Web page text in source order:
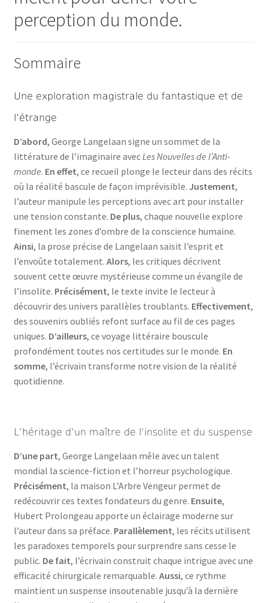
perception du monde.
Sommaire
Une exploration magistrale du fantastique et de
l’étrange
D’abord, George Langelaan signe un sommet de la
littérature de l’imaginaire avec Les Nouvelles de l’Anti-
monde. En effet, ce recueil plonge le lecteur dans des récits
où la réalité bascule de façon imprévisible. Justement,
l’auteur manipule les perceptions avec art pour installer
une tension constante. De plus, chaque nouvelle explore
finement les zones d’ombre de la conscience humaine.
Ainsi, la prose précise de Langelaan saisit l’esprit et
l’envoûte totalement. Alors, les critiques décrivent
souvent cette œuvre mystérieuse comme un évangile de
l’insolite. Précisément, le texte invite le lecteur à
découvrir des univers parallèles troublants. Effectivement,
des souvenirs oubliés refont surface au fil de ces pages
uniques. D’ailleurs, ce voyage littéraire bouscule
profondément toutes nos certitudes sur le monde. En
somme, l’écrivain transforme notre vision de la réalité
quotidienne.
L’héritage d’un maître de l’insolite et du suspense
D’une part, George Langelaan mêle avec un talent
mondial la science-fiction et l’horreur psychologique.
Précisément, la maison L’Arbre Vengeur permet de
redécouvrir ces textes fondateurs du genre. Ensuite,
Hubert Prolongeau apporte un éclairage moderne sur
l’auteur dans sa préface. Parallèlement, les récits utilisent
les paradoxes temporels pour surprendre sans cesse le
public. De fait, l’écrivain construit chaque intrigue avec une
efficacité chirurgicale remarquable. Aussi, ce rythme
maintient un suspense insoutenable jusqu’à la dernière